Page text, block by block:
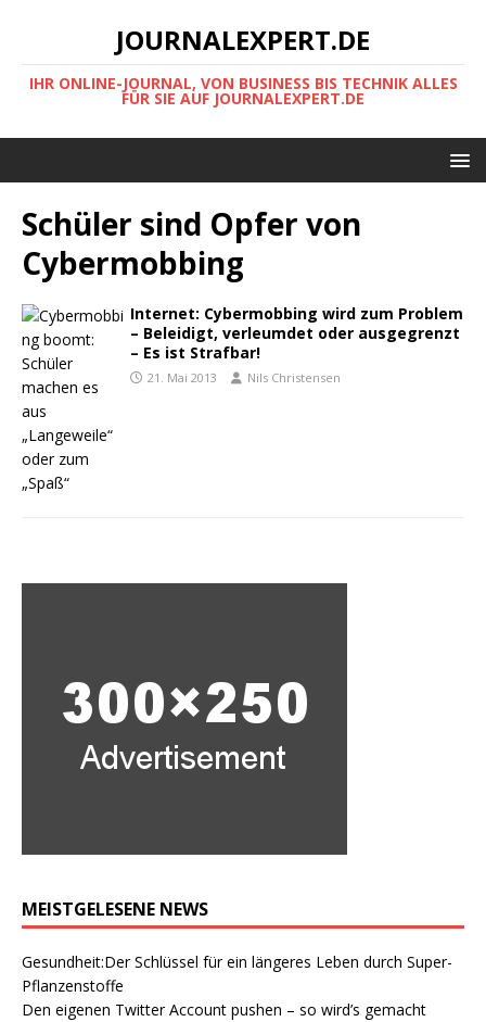
JOURNALEXPERT.DE
IHR ONLINE-JOURNAL, VON BUSINESS BIS TECHNIK ALLES
FÜR SIE AUF JOURNALEXPERT.DE
Schüler sind Opfer von
Cybermobbing
Internet: Cybermobbing wird zum Problem
– Beleidigt, verleumdet oder ausgegrenzt
– Es ist Strafbar!
21. Mai 2013 Nils Christensen
MEISTGELESENE NEWS
Gesundheit:Der Schlüssel für ein längeres Leben durch Super-
Pflanzenstoffe
Den eigenen Twitter Account pushen – so wird’s gemacht